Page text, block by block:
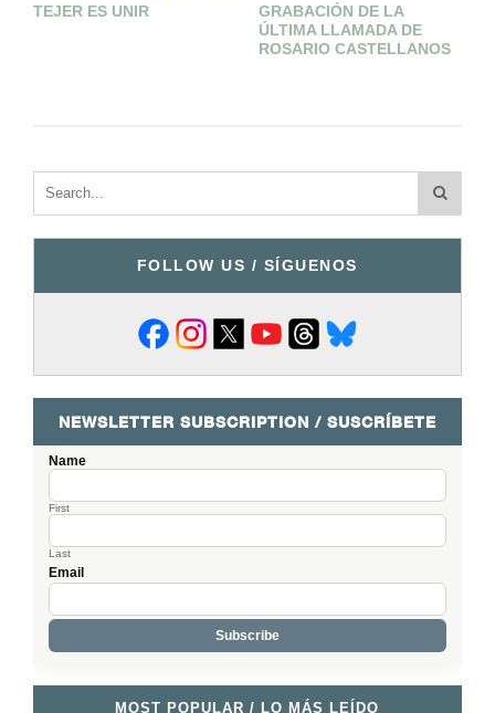
TEJER ES UNIR
GRABACIÓN DE LA
ÚLTIMA LLAMADA DE
ROSARIO CASTELLANOS
FOLLOW US / SÍGUENOS
NEWSLETTER SUBSCRIPTION / SUSCRÍBETE
Name
First
Last
Email
MOST POPULAR / LO MÁS LEÍDO